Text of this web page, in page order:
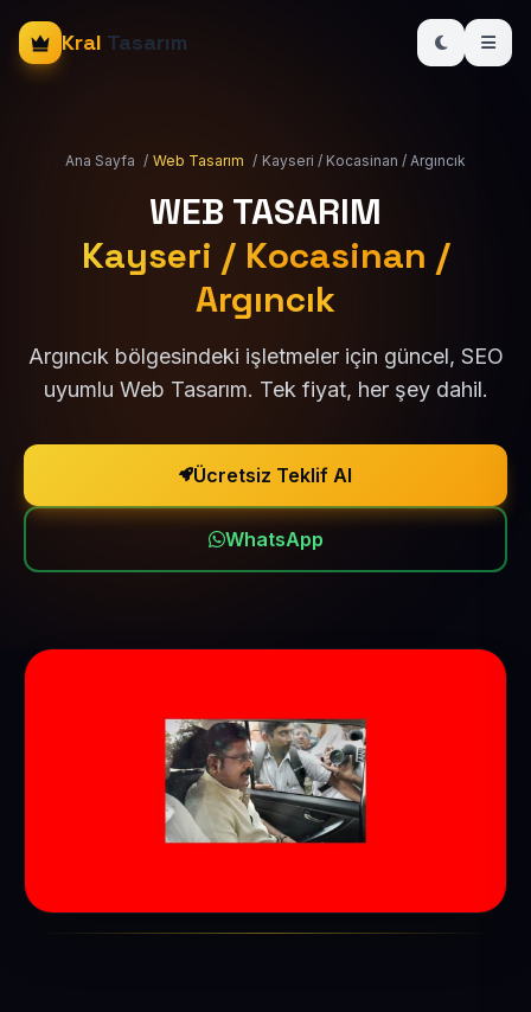
Kral Tasarım
Ana Sayfa / Web Tasarım / Kayseri / Kocasinan / Argıncık
WEB TASARIM
Kayseri / Kocasinan /
Argıncık
Argıncık bölgesindeki işletmeler için güncel, SEO
uyumlu Web Tasarım. Tek fiyat, her şey dahil.
Ücretsiz Teklif Al
WhatsApp